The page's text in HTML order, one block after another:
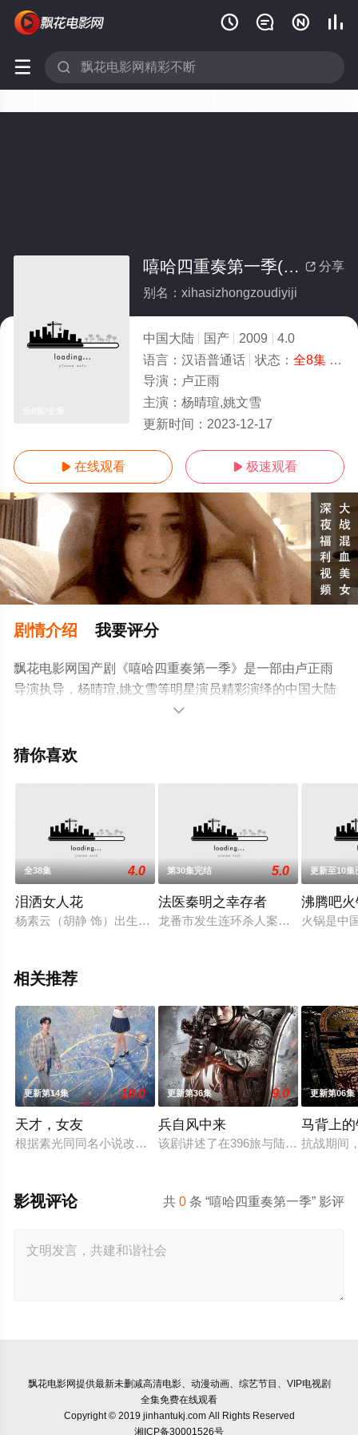
   
 
 分享
嘻哈四重奏第一季(全集)
别名：xihasizhongzoudiyiji
中国大陆 国产 2009
4.0
语言： 汉语普通话 状态： 全8集- 免费在线播放
导演： 卢正雨
主演： 杨晴瑄,姚文雪
更新时间： 2023-12-17
 在线观看  极速观看
剧情介绍 我要评分
飘花电影网国产剧《嘻哈四重奏第一季》是一部由卢正雨
导演执导，杨晴瑄,姚文雪等明星演员精彩演绎的中国大陆
电视剧，大结局剧情已揭晓（全8集），手机免费观看高清
移步至豆瓣电视剧、电视猫或剧情网等平台了解。

猜你喜欢
全38集 4.0
泪洒女人花
杨素云（胡静 饰）出生在贫穷的家庭之中，一次偶然中，她邂
第30集完结 5.0
法医秦明之幸存者
龙番市发生连环杀人案，死者均为女
更新至10集
沸腾吧
火锅是中
相关推荐
更新第14集 10.0
天才，女友
根据素光同同名小说改编。江逾白长大以后，林知夏忽然对他
更新第36集 9.0
兵自风中来
该剧讲述了在396旅与陆军步兵学院
更新第06集
马背上
抗战期间
共0 条 “嘻哈四重奏第一季” 影评
影视评论
飘花电影网提供最新未删减高清电影、动漫动画、综艺节目、VIP电视剧
全集免费在线观看
Copyright © 2019 jinhantukj.com All Rights Reserved
湘ICP备30001526号